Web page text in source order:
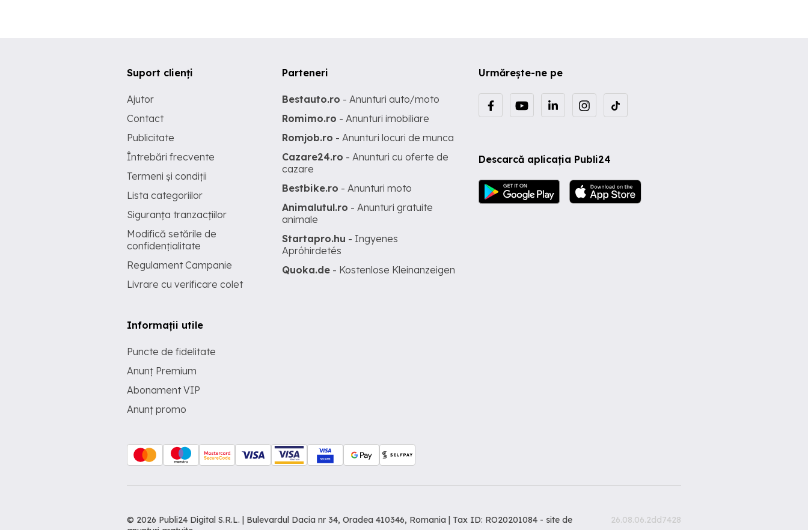
Urmărește-ne pe
Descarcă aplicația Publi24
Suport clienți
Ajutor
Contact
Publicitate
Întrebări frecvente
Termeni și condiții
Lista categoriilor
Siguranța tranzacțiilor
Modifică setările de
confidențialitate
Regulament Campanie
Livrare cu verificare colet
Informații utile
Puncte de fidelitate
Anunț Premium
Abonament VIP
Anunț promo
Parteneri
Bestauto.ro - Anunturi auto/moto
Romimo.ro - Anunturi imobiliare
Romjob.ro - Anunturi locuri de munca
Cazare24.ro - Anunturi cu oferte de
cazare
Bestbike.ro - Anunturi moto
Animalutul.ro - Anunturi gratuite
animale
Startapro.hu - Ingyenes
Apróhirdetés
Quoka.de - Kostenlose Kleinanzeigen
© 2026 Publi24 Digital S.R.L. | Bulevardul Dacia nr 34, Oradea 410346, Romania | Tax ID: RO20201084 - site de
26.08.06.2dd7428